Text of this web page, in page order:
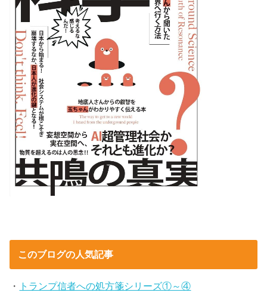
このブログの人気記事
・ トランプ信者への処方箋シリーズ①～④